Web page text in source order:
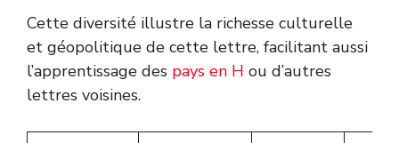
Cette diversité illustre la richesse culturelle
et géopolitique de cette lettre, facilitant aussi
l’apprentissage des pays en H ou d’autres
lettres voisines.